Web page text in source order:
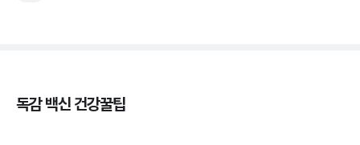
독감 백신 건강꿀팁